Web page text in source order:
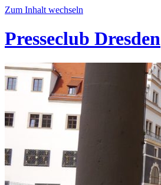
Zum Inhalt wechseln
Presseclub Dresden